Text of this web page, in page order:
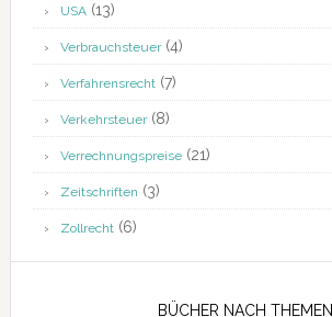
USA(13)
Verbrauchsteuer(4)
Verfahrensrecht(7)
Verkehrsteuer(8)
Verrechnungspreise(21)
Zeitschriften (3)
Zollrecht(6)
BÜCHER NACH THEMEN